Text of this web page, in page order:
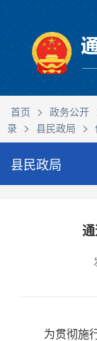
首页 > 政务公开
录 > 县民政局 >
县民政局
为贯彻施